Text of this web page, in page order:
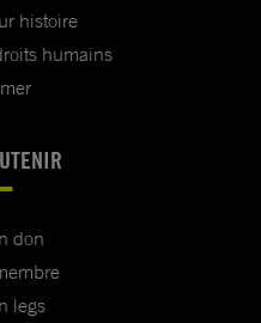
histoire
humains
don
legs